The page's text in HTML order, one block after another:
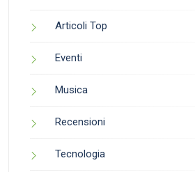
Articoli Top
Eventi
Musica
Recensioni
Tecnologia